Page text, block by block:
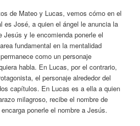
de Mateo y Lucas, vemos cómo en el
es José, a quien el ángel le anuncia la
Jesús y le encomienda ponerle el
fundamental en la mentalidad
como un personaje
habla. En Lucas, por el contrario,
el personaje alrededor del
capítulos. En Lucas es a ella a quien
milagroso, recibe el nombre de
ponerle el nombre a Jesús.